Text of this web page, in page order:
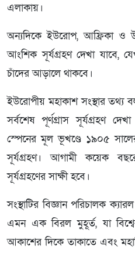
এলাকায়।
অন্যদিকে ইউরোপ, আফ্রিকা ও
আংশিক সূর্যগ্রহণ দেখা যাবে,
চাঁদের আড়ালে থাকবে।
ইউরোপীয় মহাকাশ সংস্থার তথ্য
সর্বশেষ পূর্ণগ্রাস সূর্যগ্রহণ
স্পেনের মূল ভূখণ্ডে ১৯০৫
সূর্যগ্রহণ। আগামী কয়েক
সূর্যগ্রহণের সাক্ষী হবে।
সংস্থাটির বিজ্ঞান পরিচালক
এমন এক বিরল মুহূর্ত, যা
আকাশের দিকে তাকাতে এবং